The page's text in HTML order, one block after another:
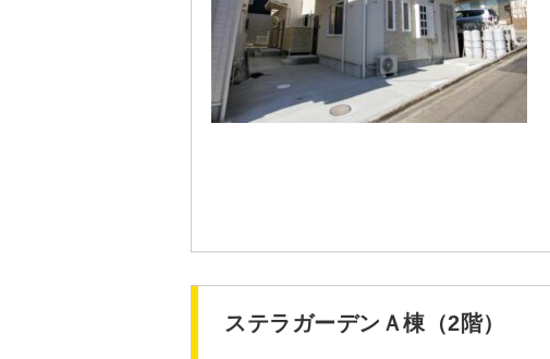
ステラガーデンＡ棟（2階）